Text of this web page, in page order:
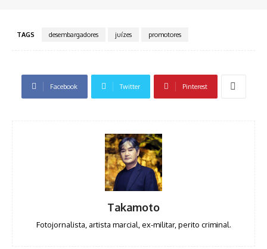
TAGS desembargadores juízes promotores
Facebook Twitter Pinterest
Takamoto
Fotojornalista, artista marcial, ex-militar, perito criminal.